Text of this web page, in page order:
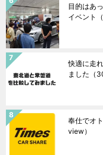
目的はあ
イベント
快適に走
ました （
奉仕でオ
view）